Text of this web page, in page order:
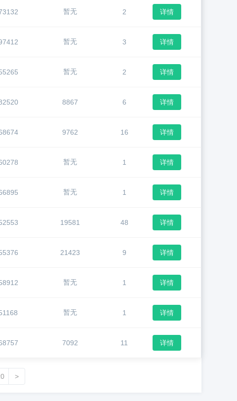
暂无 2 详情
暂无 3 详情
暂无 2 详情
8867 6 详情
9762 16 详情
暂无 1 详情
暂无 1 详情
19581 48 详情
21423 9 详情
暂无 1 详情
暂无 1 详情
7092 11 详情
>